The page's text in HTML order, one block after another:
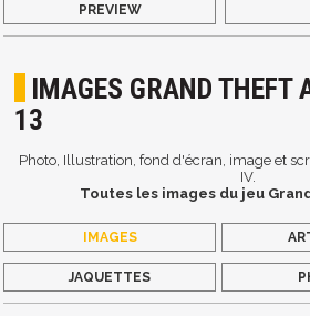
PREVIEW
IMAGES GRAND THEFT
13
Photo, Illustration, fond d'écran, image et
IV.
Toutes les images du jeu
IMAGES
JAQUETTES